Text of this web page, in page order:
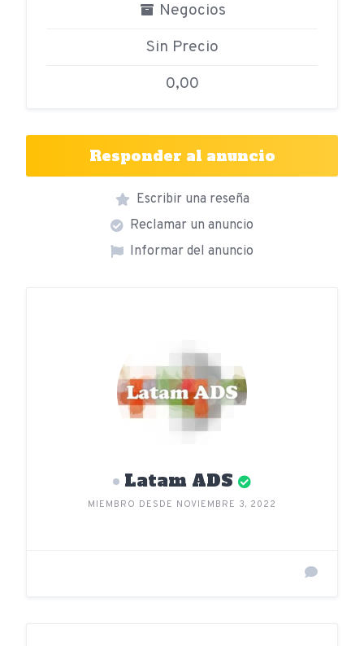
Negocios
Sin Precio
0,00
Responder al anuncio
Escribir una reseña
Reclamar un anuncio
Informar del anuncio
Latam ADS
MIEMBRO DESDE NOVIEMBRE 3, 2022